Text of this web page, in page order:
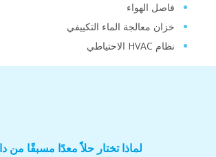
فاصل الهواء
خزان معالجة الماء التكييفي
نظام HVAC الاحتياطي
لماذا تختار حلاً معدًا مسبقًا من